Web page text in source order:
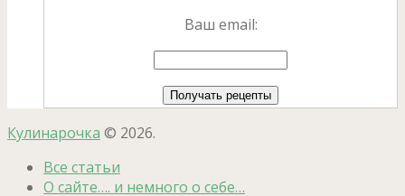
Ваш email:
Кулинарочка © 2026.
Все статьи
О сайте…. и немного о себе…